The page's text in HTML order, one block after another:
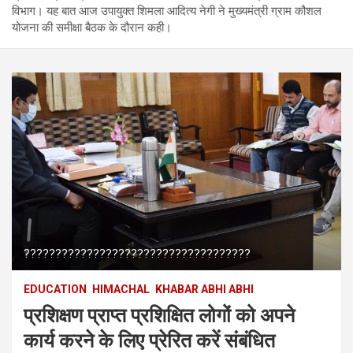
विभाग। यह बात आज उपायुक्त शिमला आदित्य नेगी ने मुख्यमंत्री ग्राम कौशल
योजना की समीक्षा बैठक के दौरान कही।
????????????????????????????????????
EDUCATION HIMACHAL KHABAR ABHI ABHI
प्रशिक्षण प्राप्त प्रशिक्षित लोगों को अपने
कार्य करने के लिए प्रेरित करें संबंधित